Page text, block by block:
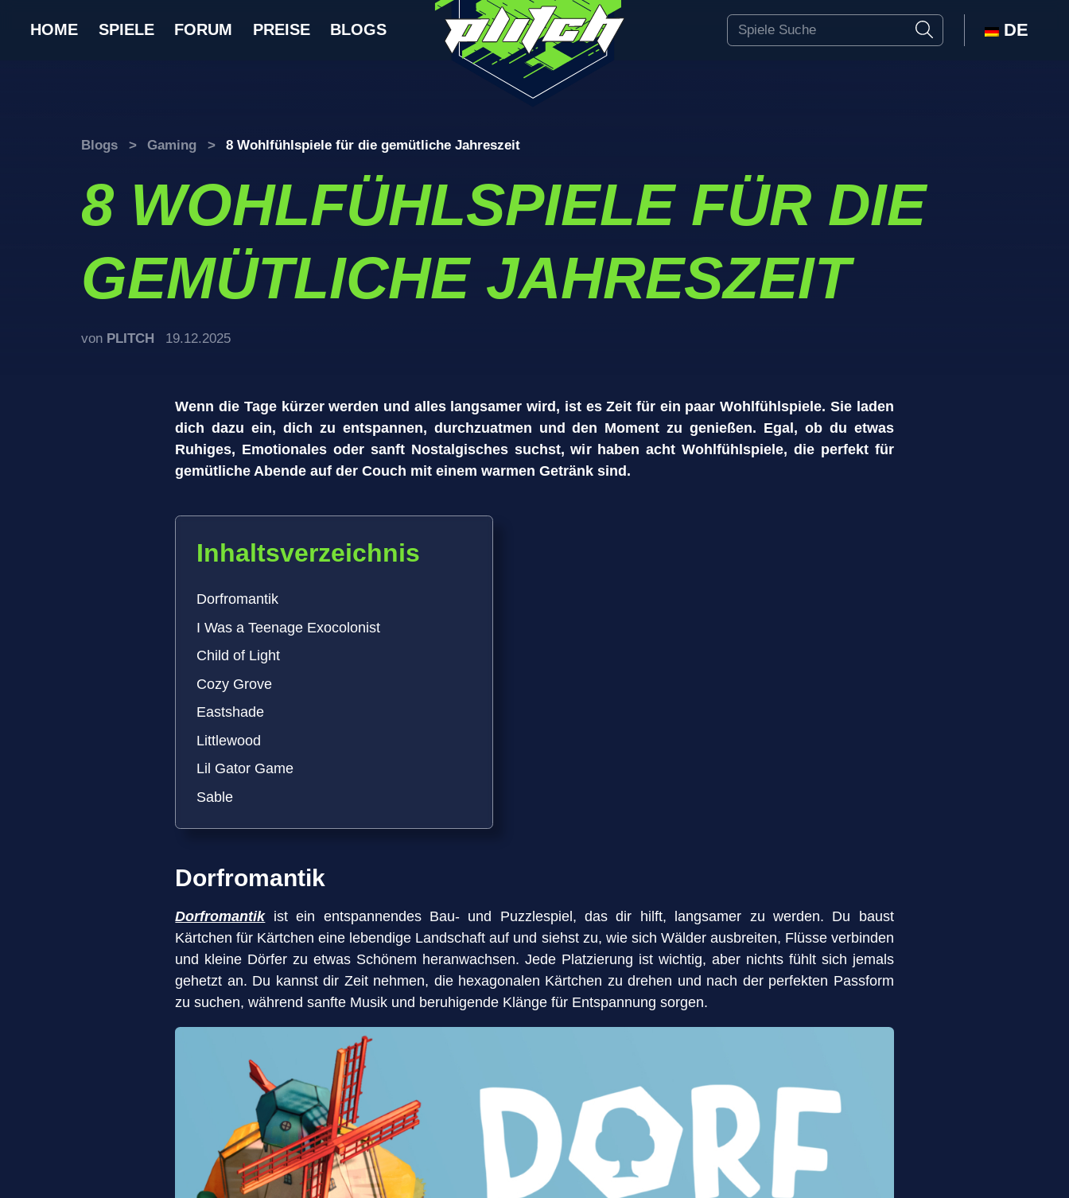
HOME SPIELE FORUM PREISE BLOGS DE
Blogs > Gaming > 8 Wohlfühlspiele für die gemütliche Jahreszeit
8 WOHLFÜHLSPIELE FÜR DIE
GEMÜTLICHE JAHRESZEIT
von PLITCH 19.12.2025
Wenn die Tage kürzer werden und alles langsamer wird, ist es Zeit für ein paar Wohlfühlspiele. Sie laden
dich dazu ein, dich zu entspannen, durchzuatmen und den Moment zu genießen. Egal, ob du etwas
Ruhiges, Emotionales oder sanft Nostalgisches suchst, wir haben acht Wohlfühlspiele, die perfekt für
gemütliche Abende auf der Couch mit einem warmen Getränk sind.
Inhaltsverzeichnis
Dorfromantik
I Was a Teenage Exocolonist
Child of Light
Cozy Grove
Eastshade
Littlewood
Lil Gator Game
Sable
Dorfromantik
Dorfromantikist ein entspannendes Bau- und Puzzlespiel, das dir hilft, langsamer zu werden. Du baust
Kärtchen für Kärtchen eine lebendige Landschaft auf und siehst zu, wie sich Wälder ausbreiten, Flüsse verbinden
und kleine Dörfer zu etwas Schönem heranwachsen. Jede Platzierung ist wichtig, aber nichts fühlt sich jemals
gehetzt an. Du kannst dir Zeit nehmen, die hexagonalen Kärtchen zu drehen und nach der perfekten Passform
zu suchen, während sanfte Musik und beruhigende Klänge für Entspannung sorgen.